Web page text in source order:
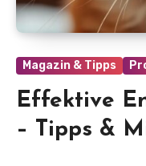
Magazin & Tipps
Effektive
– Tipps &